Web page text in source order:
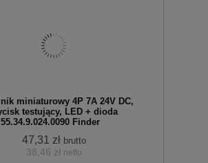
koszyka
miniaturowy 4P 7A 24V DC,
testujący, LED + dioda
55.34.9.024.0090 Finder
47,31 zł brutto
38,46 zł netto